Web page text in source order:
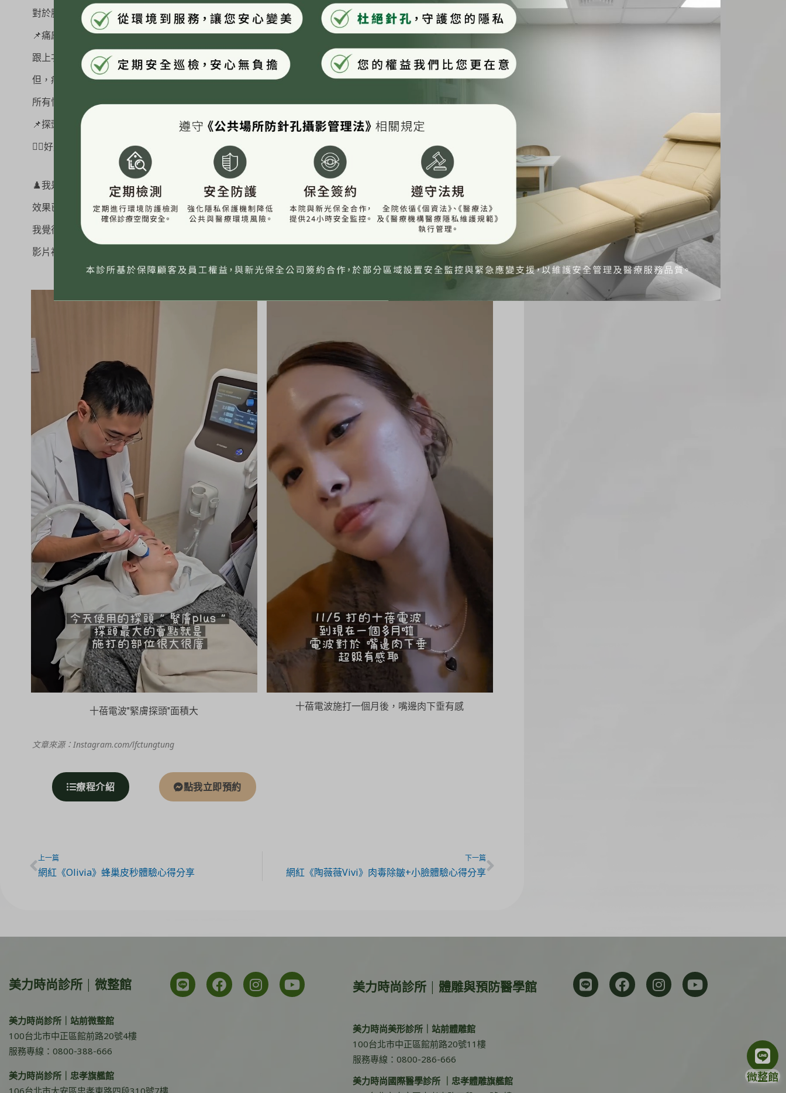
對於臉比較大的人 相對來說感受會更明顯
📌痛感沒有太強烈
跟上次海芙音波一樣 我都是在骨頭明顯的下巴邊緣和顴骨有明顯的感覺
但，痛感都是我這個痛點低也能忍受的。
所有怕痛的人 “十蓓音波”也可以列入考慮
📌探頭沒有鎖時間
👉🏾好處就是可以慢慢打，不用急著在時間內打完 。醫生也比較能針對不同的人計畫不同方案。
♟️我是 11/5打的，目前一個多月了
效果已經出來了
我覺得最明顯的就是
影片裡的自己 低頭或是嘴巴放鬆時嘴角那區塊不會垂垂的 看起來有變親和的感覺☺️
十蓓電波"緊膚探頭"面積大 十蓓電波施打一個月後，嘴邊肉下垂有感
文章來源：Instagram.com/lfctungtung
療程介紹 點我立即預約
上一篇
網紅《Olivia》蜂巢皮秒體驗心得分享
下一篇
網紅《陶薇薇Vivi》肉毒除皺+小臉體驗心得分享
美力時尚診所 | 微整館
美力時尚診所｜站前微整館
100台北市中正區館前路20號4樓
服務專線：0800-388-666
美力時尚診所｜忠孝旗艦館
106台北市大安區忠孝東路四段310號7樓
美力時尚診所 | 體雕與預防醫學館
美力時尚美形診所｜站前體雕館
100台北市中正區館前路20號11樓
服務專線：0800-286-666
美力時尚國際醫學診所 ｜忠孝體雕旗艦館
微整館